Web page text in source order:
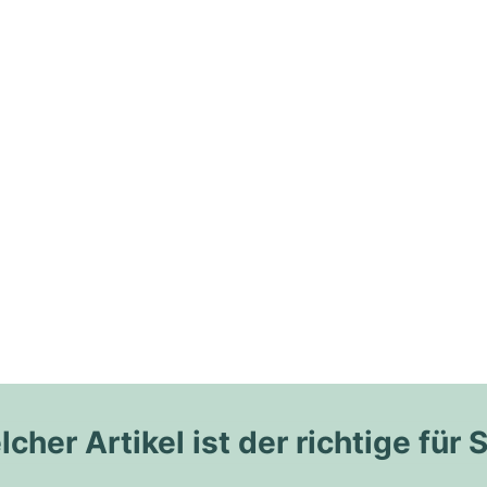
Artikel ist der richtige für